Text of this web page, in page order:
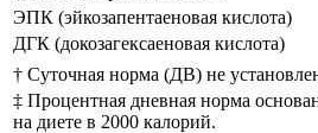
ЭПК (эйкозапентаеновая кислота)
ДГК (докозагексаеновая кислота)
† Суточная норма (ДВ) не
‡ Процентная дневная норма
на диете в 2000 калорий.